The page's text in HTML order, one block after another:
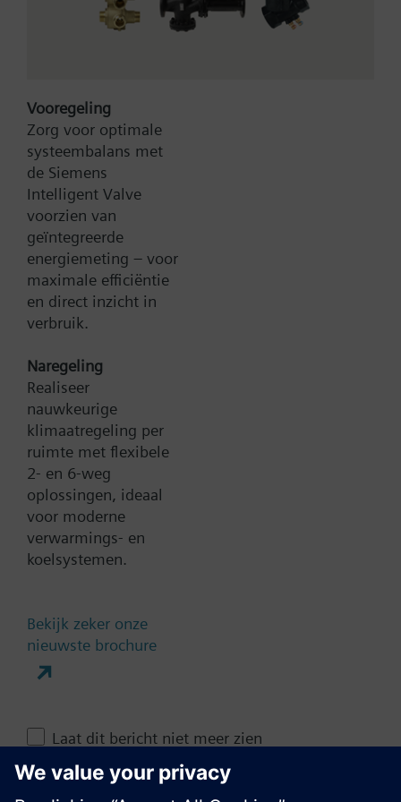
Type:
Artikel-Nr.:
Garantie:
Productgroep:
Documenten
Vooregeling
Zorg voor optimale
systeembalans met
de Siemens
Intelligent Valve
voorzien van
geïntegreerde
energiemeting – voor
maximale efficiëntie
en direct inzicht in
verbruik.
Naregeling
Realiseer
nauwkeurige
klimaatregeling per
ruimte met flexibele
2- en 6-weg
oplossingen, ideaal
voor moderne
verwarmings- en
koelsystemen.
Bekijk zeker onze
nieuwste brochure
Laat dit bericht niet meer zien
Contact
Verander regio
NL (nl)